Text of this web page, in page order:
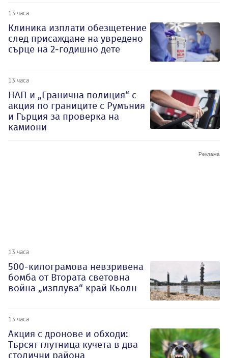
13 часа
Клиника изплати обезщетение
след присаждане на увредено
сърце на 2-годишно дете
13 часа
НАП и „Гранична полиция“ с
акция по границите с Румъния
и Гърция за проверка на
камиони
13 часа
500-килограмова невзривена
бомба от Втората световна
война „изплува“ край Кьолн
13 часа
Акция с дронове и обходи:
Търсят глутница кучета в два
столични района